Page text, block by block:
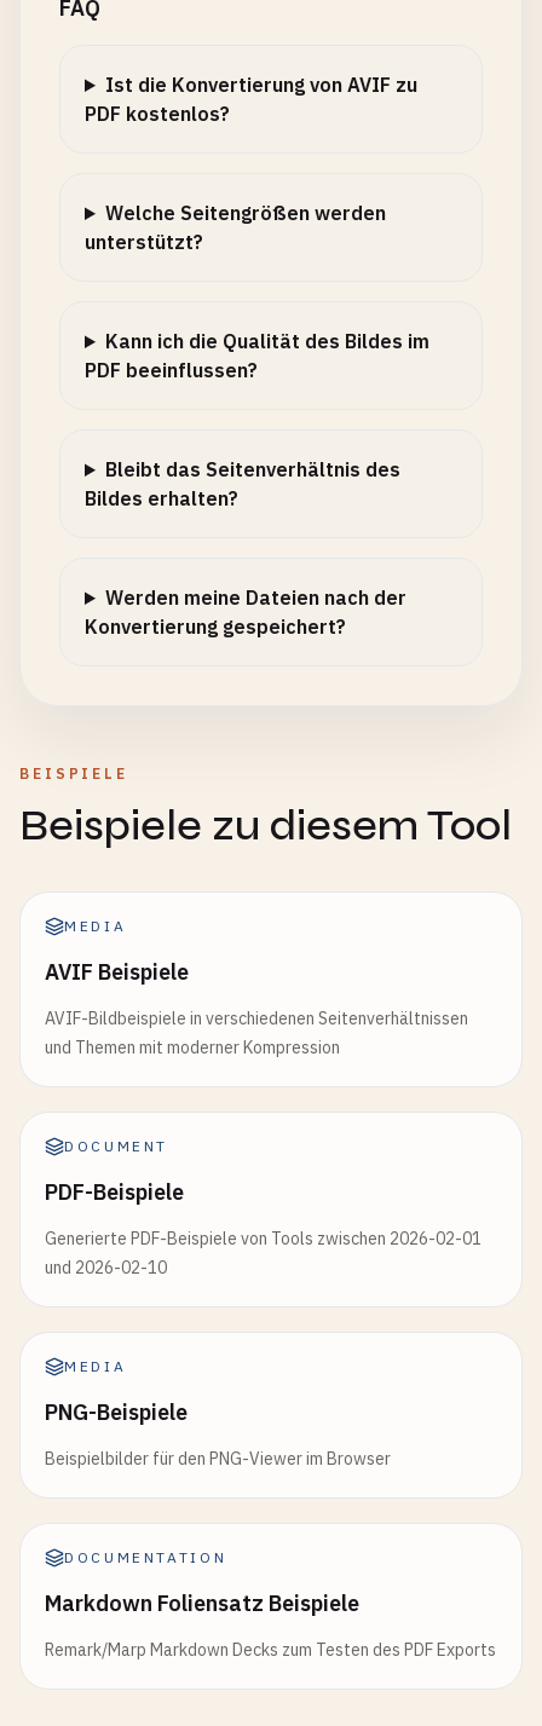
FAQ
Ist die Konvertierung von AVIF zu
PDF kostenlos?
Welche Seitengrößen werden
unterstützt?
Kann ich die Qualität des Bildes im
PDF beeinflussen?
Bleibt das Seitenverhältnis des
Bildes erhalten?
Werden meine Dateien nach der
Konvertierung gespeichert?
BEISPIELE
Beispiele zu diesem Tool
MEDIA
AVIF Beispiele
AVIF-Bildbeispiele in verschiedenen Seitenverhältnissen
und Themen mit moderner Kompression
DOCUMENT
PDF-Beispiele
Generierte PDF-Beispiele von Tools zwischen 2026-02-01
und 2026-02-10
MEDIA
PNG-Beispiele
Beispielbilder für den PNG-Viewer im Browser
DOCUMENTATION
Markdown Foliensatz Beispiele
Remark/Marp Markdown Decks zum Testen des PDF Exports